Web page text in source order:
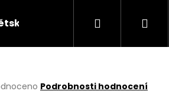
obuv Kabelky
Hledat
Podrobnosti hodnocení